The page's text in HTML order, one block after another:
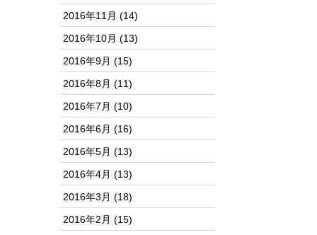
2016年11月 (14)
2016年10月 (13)
2016年9月 (15)
2016年8月 (11)
2016年7月 (10)
2016年6月 (16)
2016年5月 (13)
2016年4月 (13)
2016年3月 (18)
2016年2月 (15)